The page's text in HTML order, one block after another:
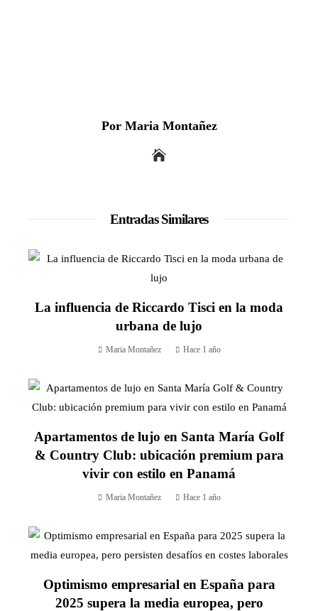
Por Maria Montañez
Entradas Similares
La influencia de Riccardo Tisci en la moda
urbana de lujo
Maria Montañez Hace 1 año
Apartamentos de lujo en Santa María Golf
& Country Club: ubicación premium para
vivir con estilo en Panamá
Maria Montañez Hace 1 año
Optimismo empresarial en España para
2025 supera la media europea, pero